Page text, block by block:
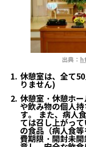
出典：
休憩室は、全て
りません)
休憩室・休憩ホ
や飲み物の個人
す。 また、病人
ては召し上がっ
の食品（病人食
費期限・開封未